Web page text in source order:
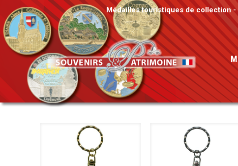
Médailles touristiques de collection